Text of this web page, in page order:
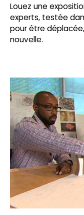
Louez une
experts, testée
pour être
nouvelle.